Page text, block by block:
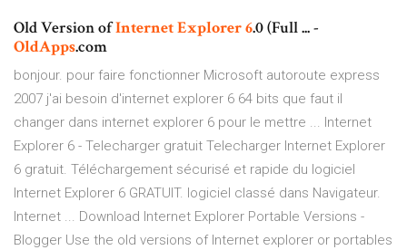
Old Version ofInternet Explorer6.0 (Full ... -
OldApps.com
bonjour. pour faire fonctionner Microsoft autoroute express
2007 j'ai besoin d'internet explorer 6 64 bits que faut il
changer dans internet explorer 6 pour le mettre ... Internet
Explorer 6 - Telecharger gratuit Telecharger Internet Explorer
6 gratuit. Téléchargement sécurisé et rapide du logiciel
Internet Explorer 6 GRATUIT. logiciel classé dans Navigateur.
Internet ... Download Internet Explorer Portable Versions -
Blogger Use the old versions of Internet explorer or portables